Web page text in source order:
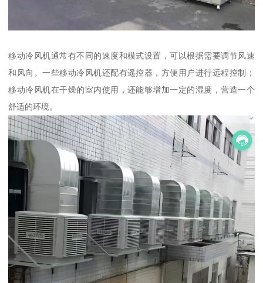
移动冷风机通常有不同的速度和模式设置，可以根据需要调节风速
和风向。一些移动冷风机还配有遥控器，方便用户进行远程控制；
移动冷风机在干燥的室内使用，还能够增加一定的湿度，营造一个
舒适的环境。